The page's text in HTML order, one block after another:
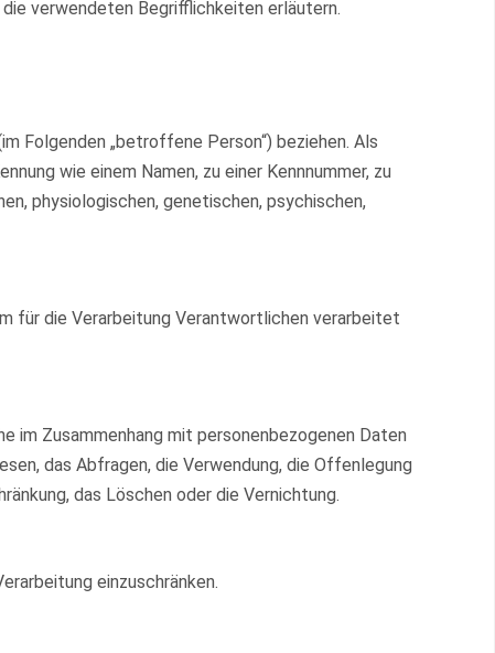
verwendeten Begrifflichkeiten erläutern.
Folgenden „betroffene Person“) beziehen. Als
wie einem Namen, zu einer Kennnummer, zu
physiologischen, genetischen, psychischen,
für die Verarbeitung Verantwortlichen verarbeitet
im Zusammenhang mit personenbezogenen Daten
das Abfragen, die Verwendung, die Offenlegung
das Löschen oder die Vernichtung.
einzuschränken.